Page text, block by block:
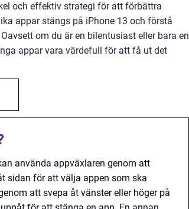
och effektiv strategi för att förbättra
appar stängs på iPhone 13 och förstå
om du är en bilentusiast eller bara en
appar vara värdefull för att få ut det
använda appväxlaren genom att
sidan för att välja appen som ska
att svepa åt vänster eller höger på